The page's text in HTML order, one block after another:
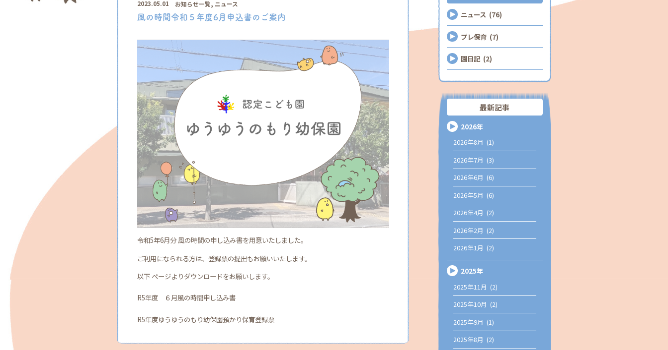
2023.05.01 お知らせ一覧, ニュース
風の時間令和５年度6月申込書のご案内
令和5年6月分 風の時間の申し込み書を用意いたしました。
ご利用になられる方は、登録票の提出もお願いいたします。
以下 ページよりダウンロードをお願いします。
R5年度 ６月風の時間申し込み書
R5年度ゆうゆうのもり幼保園預かり保育登録票
ニュース (76)
プレ保育 (7)
園日記 (2)
最新記事
2026年
2026年8月 (1)
2026年7月 (3)
2026年6月 (6)
2026年5月 (6)
2026年4月 (2)
2026年2月 (2)
2026年1月 (2)
2025年
2025年11月 (2)
2025年10月 (2)
2025年9月 (1)
2025年8月 (2)